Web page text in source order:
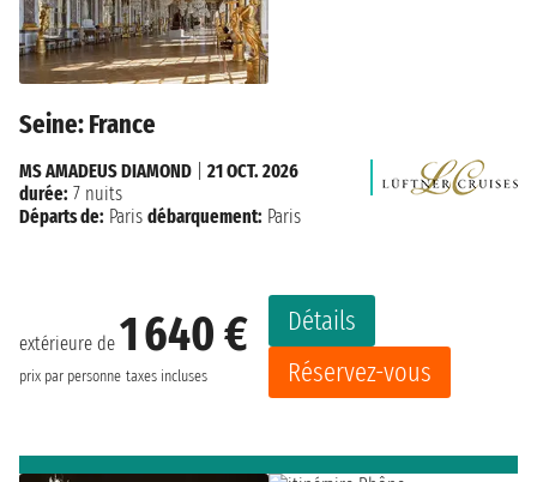
Seine: France
extérieure de 1 640 €
prix par personne taxes incluses
Détails
Réservez-vous
MS AMADEUS DIAMOND
21 OCT. 2026
durée: 7 nuits
Départs de: Paris débarquement: Paris